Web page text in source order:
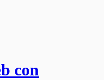
con